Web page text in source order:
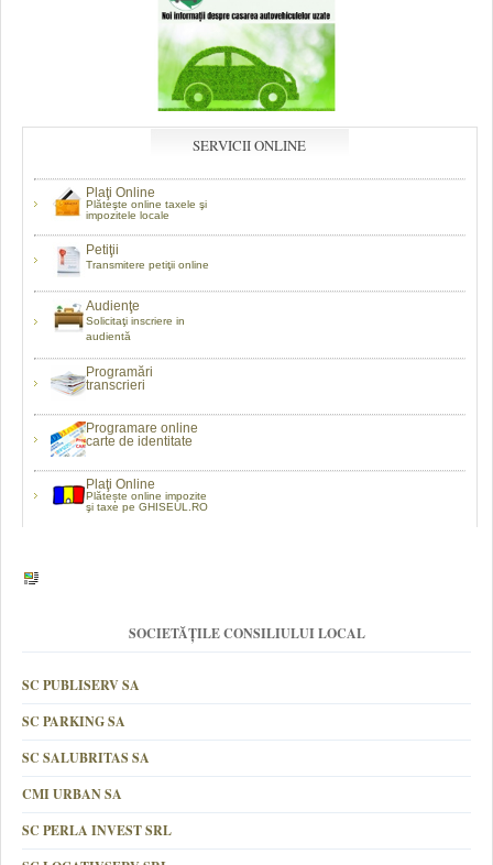
SERVICII ONLINE
Plaţi Online
Plăteşte online taxele şi
impozitele locale
Petiţii
Transmitere petiţii online
Audienţe
Solicitaţi inscriere in
audientă
Programări
transcrieri
Programare online
carte de identitate
Plaţi Online
Plătește online impozite
şi taxe pe GHISEUL.RO
SOCIETĂȚILE CONSILIULUI LOCAL
SC PUBLISERV SA
SC PARKING SA
SC SALUBRITAS SA
CMI URBAN SA
SC PERLA INVEST SRL